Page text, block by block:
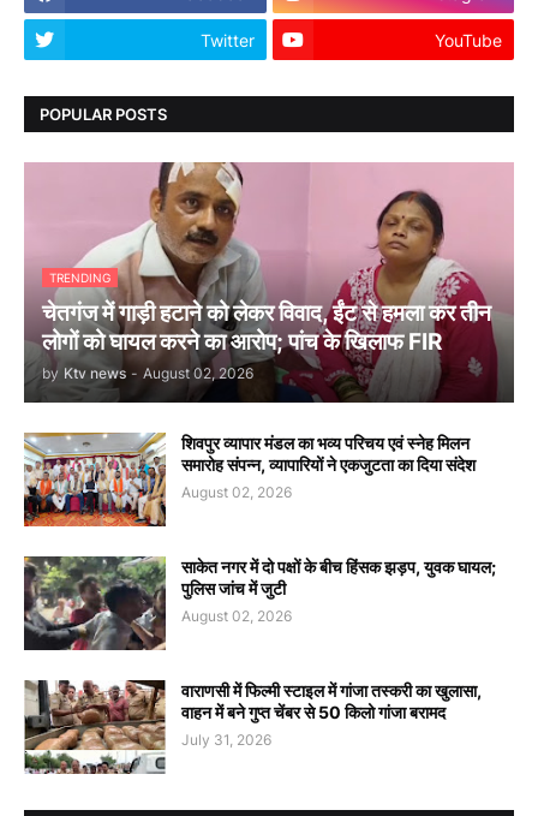
Twitter YouTube
POPULAR POSTS
TRENDING
चेतगंज में गाड़ी हटाने को लेकर विवाद, ईंट से हमला कर तीन
लोगों को घायल करने का आरोप; पांच के खिलाफ FIR
by Ktv news - August 02, 2026
शिवपुर व्यापार मंडल का भव्य परिचय एवं स्नेह मिलन
समारोह संपन्न, व्यापारियों ने एकजुटता का दिया संदेश
August 02, 2026
साकेत नगर में दो पक्षों के बीच हिंसक झड़प, युवक घायल;
पुलिस जांच में जुटी
August 02, 2026
वाराणसी में फिल्मी स्टाइल में गांजा तस्करी का खुलासा,
वाहन में बने गुप्त चेंबर से 50 किलो गांजा बरामद
July 31, 2026